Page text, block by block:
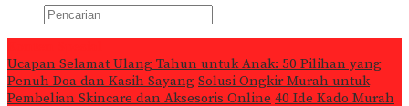
Ucapan Selamat Ulang Tahun untuk Anak: 50 Pilihan yang
Penuh Doa dan Kasih Sayang Solusi Ongkir Murah untuk
Pembelian Skincare dan Aksesoris Online 40 Ide Kado Murah